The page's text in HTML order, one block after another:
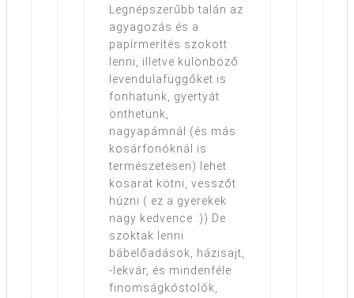
Legnépszerűbb talán az
agyagozás és a
papírmerítés szokott
lenni, illetve különböző
levendulafüggőket is
fonhatunk, gyertyát
önthetünk,
nagyapámnál (és más
kosárfonóknál is
természetesen) lehet
kosarat kötni, vesszőt
húzni ( ez a gyerekek
nagy kedvence :)) De
szoktak lenni
bábelőadások, házisajt,
-lekvár, és mindenféle
finomságkóstolók,